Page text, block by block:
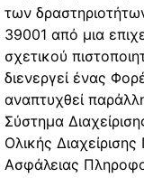
των
39001 από μια
σχετικού
διενεργεί ένας
αναπτυχθεί
Σύστημα
Ολικής
Ασφάλειας